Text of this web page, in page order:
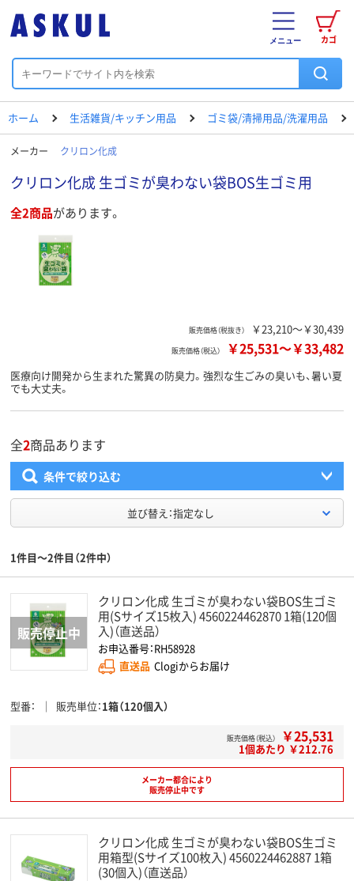
カゴ
メニュー
ホーム 生活雑貨/キッチン用品 ゴミ袋/清掃用品/洗濯用品
メーカー クリロン化成
クリロン化成 生ゴミが臭わない袋BOS生ゴミ用
全2商品があります。
販売価格（税抜き） ￥23,210～￥30,439
販売価格（税込） ￥25,531～￥33,482
医療向け開発から生まれた驚異の防臭力。強烈な生ごみの臭いも、暑い夏
でも大丈夫。
全2商品あります
条件で絞り込む
並び替え：指定なし
1件目～2件目（2件中）
クリロン化成 生ゴミが臭わない袋BOS生ゴミ
用(Sサイズ15枚入) 4560224462870 1箱(120個
入)（直送品）
お申込番号：RH58928
直送品 Clogiからお届け
型番 販売単位 1箱（120個入）
販売価格（税込） ￥25,531
1個あたり ￥212.76
メーカー都合により
販売停止中です
クリロン化成 生ゴミが臭わない袋BOS生ゴミ
用箱型(Sサイズ100枚入) 4560224462887 1箱
(30個入)（直送品）